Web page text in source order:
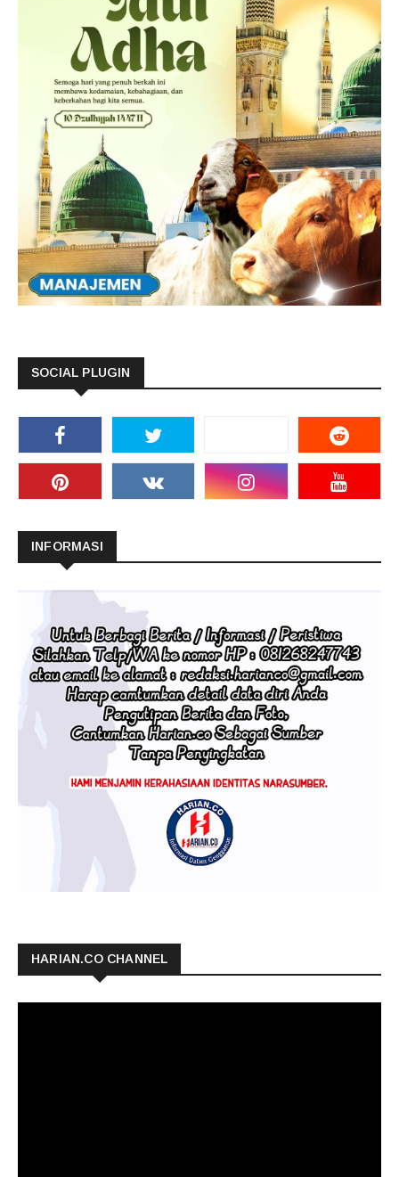
SOCIAL PLUGIN
INFORMASI
HARIAN.CO CHANNEL